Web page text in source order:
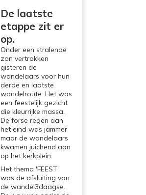
De laatste
etappe zit er
op.
Onder een stralende
zon vertrokken
gisteren de
wandelaars voor hun
derde en laatste
wandelroute. Het was
een feestelijk gezicht
die kleurrijke massa.
De forse regen aan
het eind was jammer
maar de wandelaars
kwamen juichend aan
op het kerkplein.
Het thema 'FEEST'
was de afsluiting van
de wandel3daagse.